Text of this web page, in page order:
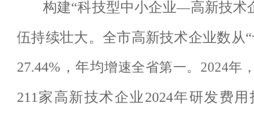
构建“科技型中小企业—高新技术
伍持续壮大。全市高新技术企业数从
27.44%，年均增速全省第一。2024年
211家高新技术企业2024年研发费